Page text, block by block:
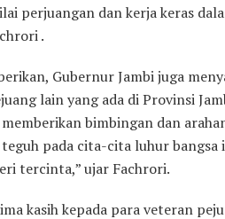
perjuangan dan kerja keras
.
Gubernur Jambi juga
lain yang ada di Provinsi
bimbingan dan
pada cita-cita luhur bangsa
tercinta,” ujar Fachrori.
kasih kepada para veteran